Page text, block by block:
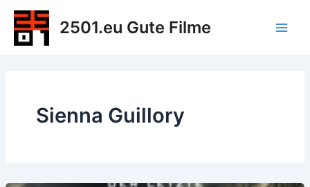
Zum
Inhalt
springen
2501.eu Gute Filme
Sienna Guillory